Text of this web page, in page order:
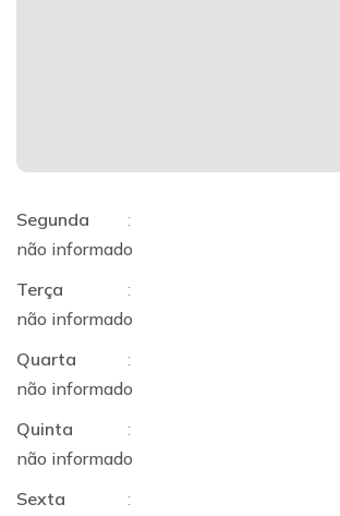
Segunda
:
não informado
Terça
:
não informado
Quarta
:
não informado
Quinta
:
não informado
Sexta
: